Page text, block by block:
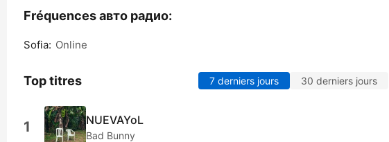
Fréquences авто радио:
Sofia: Online
Top titres 7 derniers jours 30 derniers jours
1 NUEVAYoL
Bad Bunny